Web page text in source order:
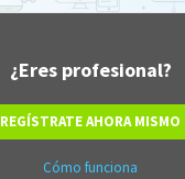
¿Eres profesional?
REGÍSTRATE AHORA MISMO
Cómo funciona